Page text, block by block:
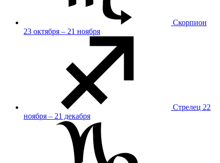
Скорпион
23 октября – 21 ноября
Стрелец 22
ноября – 21 декабря